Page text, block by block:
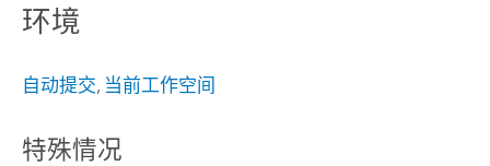
环境
自动提交, 当前工作空间
特殊情况